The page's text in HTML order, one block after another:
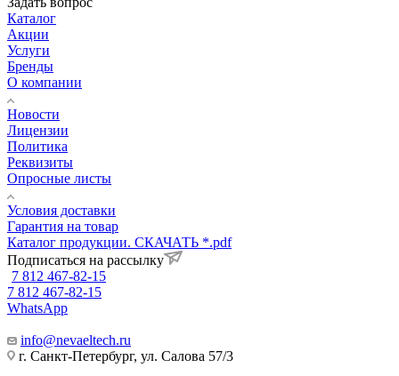
Каталог
Акции
Услуги
Бренды
О компании
Новости
Лицензии
Политика
Реквизиты
Опросные листы
Условия доставки
Гарантия на товар
Каталог продукции. СКАЧАТЬ *.pdf
Подписаться на рассылку
7 812 467-82-15
7 812 467-82-15
WhatsApp
info@nevaeltech.ru
г. Санкт-Петербург, ул. Салова 57/3